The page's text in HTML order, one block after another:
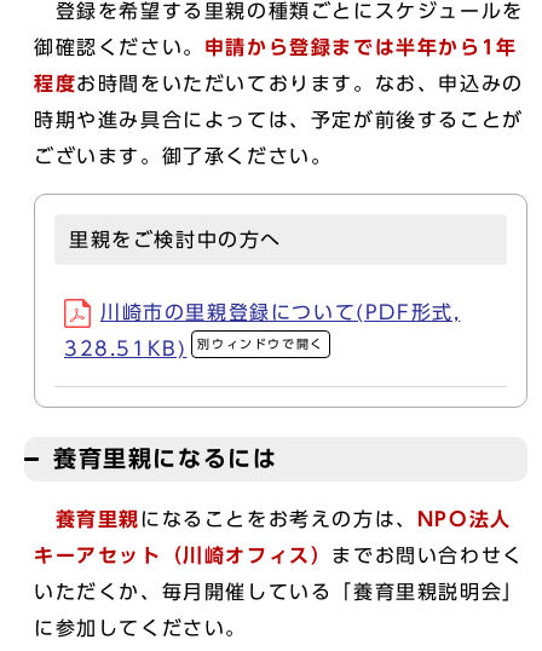
登録を希望する里親の種類ごとにスケジュールを
御確認ください。 申請から登録までは半年から1年
程度お時間をいただいております。なお、申込みの
時期や進み具合によっては、予定が前後することが
ございます。御了承ください。
里親をご検討中の方へ
川崎市の里親登録について(PDF形式,
328.51KB)
別ウィンドウで開く
養育里親になるには
養育里親 になることをお考えの方は、
NPO法人
キーアセット（川崎オフィス） までお問い合わせく
いただくか、毎月開催している「養育里親説明会」
に参加してください。